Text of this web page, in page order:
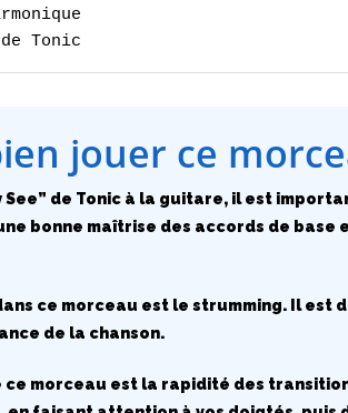
Tonic
jouer ce
See” de Tonic à la guitare, il est
bonne maîtrise des accords de
ce morceau est le strumming. Il
de la chanson.
morceau est la rapidité des